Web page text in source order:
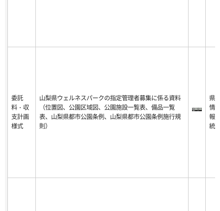
委託
料・収
支計画
様式
山梨県ウェルネスパークの指定管理者募集に係る資料
（位置図、公園区域図、公園施設一覧表、備品一覧
表、山梨県都市公園条例、山梨県都市公園条例施行規
則）
県
情
報
統